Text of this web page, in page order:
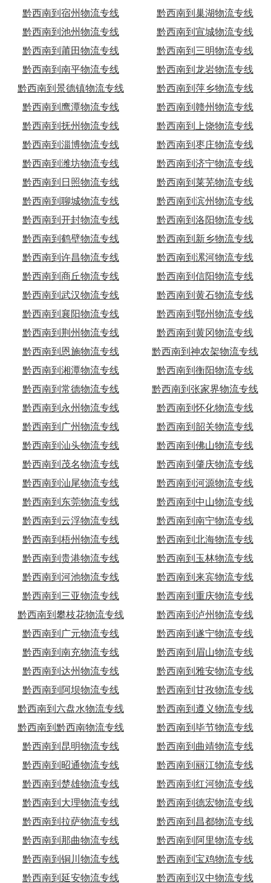
黔西南到宿州物流专线
黔西南到巢湖物流专线
黔西南到池州物流专线
黔西南到宣城物流专线
黔西南到莆田物流专线
黔西南到三明物流专线
黔西南到南平物流专线
黔西南到龙岩物流专线
黔西南到景德镇物流专线
黔西南到萍乡物流专线
黔西南到鹰潭物流专线
黔西南到赣州物流专线
黔西南到抚州物流专线
黔西南到上饶物流专线
黔西南到淄博物流专线
黔西南到枣庄物流专线
黔西南到潍坊物流专线
黔西南到济宁物流专线
黔西南到日照物流专线
黔西南到莱芜物流专线
黔西南到聊城物流专线
黔西南到滨州物流专线
黔西南到开封物流专线
黔西南到洛阳物流专线
黔西南到鹤壁物流专线
黔西南到新乡物流专线
黔西南到许昌物流专线
黔西南到漯河物流专线
黔西南到商丘物流专线
黔西南到信阳物流专线
黔西南到武汉物流专线
黔西南到黄石物流专线
黔西南到襄阳物流专线
黔西南到鄂州物流专线
黔西南到荆州物流专线
黔西南到黄冈物流专线
黔西南到恩施物流专线
黔西南到神农架物流专线
黔西南到湘潭物流专线
黔西南到衡阳物流专线
黔西南到常德物流专线
黔西南到张家界物流专线
黔西南到永州物流专线
黔西南到怀化物流专线
黔西南到广州物流专线
黔西南到韶关物流专线
黔西南到汕头物流专线
黔西南到佛山物流专线
黔西南到茂名物流专线
黔西南到肇庆物流专线
黔西南到汕尾物流专线
黔西南到河源物流专线
黔西南到东莞物流专线
黔西南到中山物流专线
黔西南到云浮物流专线
黔西南到南宁物流专线
黔西南到梧州物流专线
黔西南到北海物流专线
黔西南到贵港物流专线
黔西南到玉林物流专线
黔西南到河池物流专线
黔西南到来宾物流专线
黔西南到三亚物流专线
黔西南到重庆物流专线
黔西南到攀枝花物流专线
黔西南到泸州物流专线
黔西南到广元物流专线
黔西南到遂宁物流专线
黔西南到南充物流专线
黔西南到眉山物流专线
黔西南到达州物流专线
黔西南到雅安物流专线
黔西南到阿坝物流专线
黔西南到甘孜物流专线
黔西南到六盘水物流专线
黔西南到遵义物流专线
黔西南到黔西南物流专线
黔西南到毕节物流专线
黔西南到昆明物流专线
黔西南到曲靖物流专线
黔西南到昭通物流专线
黔西南到丽江物流专线
黔西南到楚雄物流专线
黔西南到红河物流专线
黔西南到大理物流专线
黔西南到德宏物流专线
黔西南到拉萨物流专线
黔西南到昌都物流专线
黔西南到那曲物流专线
黔西南到阿里物流专线
黔西南到铜川物流专线
黔西南到宝鸡物流专线
黔西南到延安物流专线
黔西南到汉中物流专线